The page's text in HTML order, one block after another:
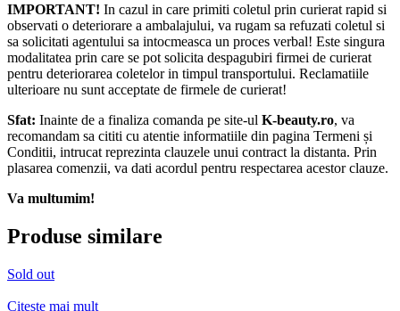
IMPORTANT! In cazul in care primiti coletul prin curierat rapid si
observati o deteriorare a ambalajului, va rugam sa refuzati coletul si
sa solicitati agentului sa intocmeasca un proces verbal! Este singura
modalitatea prin care se pot solicita despagubiri firmei de curierat
pentru deteriorarea coletelor in timpul transportului. Reclamatiile
ulterioare nu sunt acceptate de firmele de curierat!​
Sfat: Inainte de a finaliza comanda pe site-ul K-beauty.ro, va
recomandam sa cititi cu atentie informatiile din pagina Termeni și
Conditii, intrucat reprezinta clauzele unui contract la distanta. Prin
plasarea comenzii, va dati acordul pentru respectarea acestor clauze.
Va multumim!
Produse similare
Sold out
Citește mai mult